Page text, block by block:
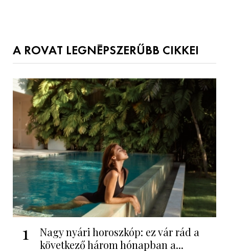
A ROVAT LEGNÉPSZERŰBB CIKKEI
1
Nagy nyári horoszkóp: ez vár rád a
következő három hónapban a...